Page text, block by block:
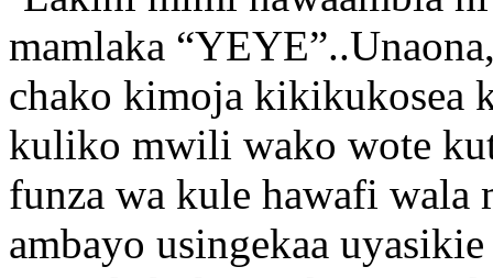
mamlaka
chako kimoja kikikukosea
kuliko mwili wako wote
funza wa kule hawafi wala
ambayo usingekaa